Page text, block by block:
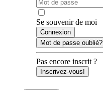
Se souvenir de moi
Mot de passe oublié?
Pas encore inscrit ?
Inscrivez-vous!